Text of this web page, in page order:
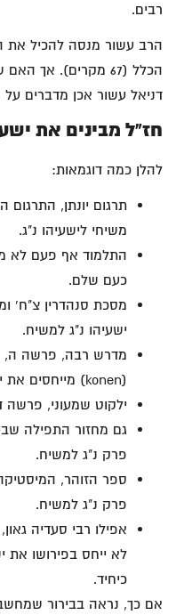
רבים.
הרב עשור מנסה להכיל את
הכלל (67 מקרים).
דניאל עשור אכן מדברים על
חז"ל מבינים את
להלן כמה דוגמאות:
תרגום יונתן, התרגום
משיחי לישעיהו נ"ג.
התלמוד אף פעם לא
כעם שלם.
מסכת סנהדרין צ"ח'
ישעיהו נ"ג למשיח.
מדרש רבה, פרשה ה,
(konen) מייחסים את ישעיהו פרק נ"ג, למשיח.
ילקוט שמעוני, פרשה
גם מחזור התפילה
פרק נ"ג למשיח.
ספר הזוהר,
פרק נ"ג למשיח.
אפילו רבי סעדיה
לא ייחס בפירושו את
כיחיד.
אם כך, נראה בבירור